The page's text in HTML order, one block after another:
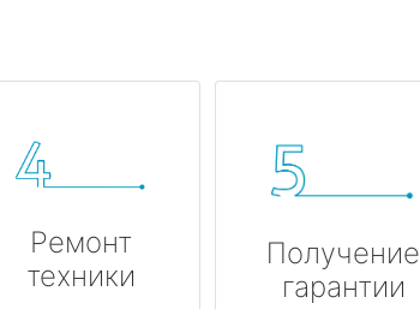
Ремонт
техники
Получение
гарантии